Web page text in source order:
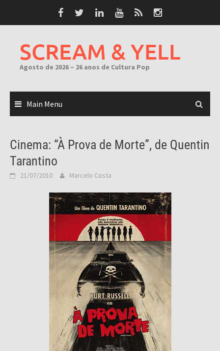
SCREAM & YELL
Agosto de 2026 – 26 anos de Cultura Pop
Main Menu
Cinema: “À Prova de Morte”, de Quentin
Tarantino
21/07/2010 Marcelo Costa